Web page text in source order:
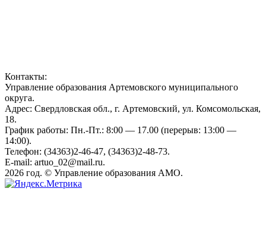
Контакты:
Управление образования Артемовского муниципального
округа.
Адрес: Свердловская обл., г. Артемовский, ул. Комсомольская,
18.
График работы: Пн.-Пт.: 8:00 — 17.00 (перерыв: 13:00 —
14:00).
Телефон: (34363)2-46-47, (34363)2-48-73.
E-mail: artuo_02@mail.ru.
2026 год. © Управление образования АМО.